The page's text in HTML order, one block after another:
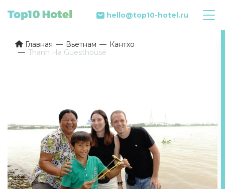
hello@top10-hotel.ru
Главная Вьетнам
Кантхо
Thanh Ha Guesthouse